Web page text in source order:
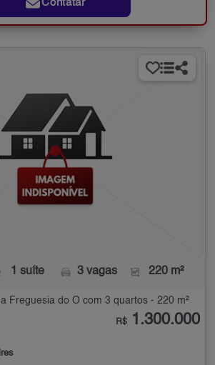
Contatar
1 suíte 3 vagas 220 m²
Freguesia do Ó com 3 quartos - 220 m²
R$ 1.300.000